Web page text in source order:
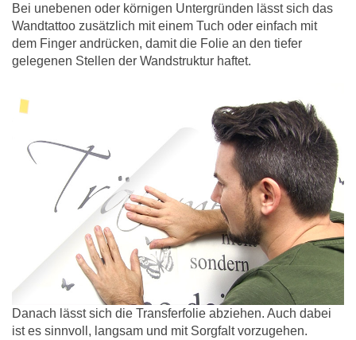
Bei unebenen oder körnigen Untergründen lässt sich das
Wandtattoo zusätzlich mit einem Tuch oder einfach mit
dem Finger andrücken, damit die Folie an den tiefer
gelegenen Stellen der Wandstruktur haftet.
Danach lässt sich die Transferfolie abziehen. Auch dabei
ist es sinnvoll, langsam und mit Sorgfalt vorzugehen.